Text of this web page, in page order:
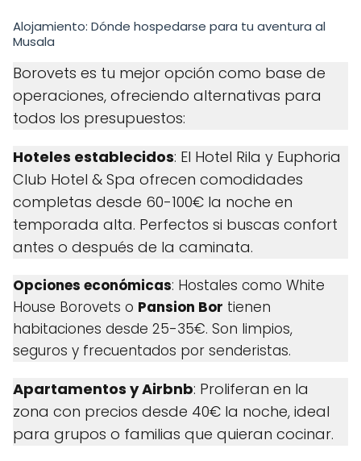
Alojamiento: Dónde hospedarse para tu aventura al
Musala
Borovets es tu mejor opción como base de
operaciones, ofreciendo alternativas para
todos los presupuestos:
Hoteles establecidos: El Hotel Rila y Euphoria
Club Hotel & Spa ofrecen comodidades
completas desde 60-100€ la noche en
temporada alta. Perfectos si buscas confort
antes o después de la caminata.
Opciones económicas: Hostales como White
House Borovets o Pansion Bor tienen
habitaciones desde 25-35€. Son limpios,
seguros y frecuentados por senderistas.
Apartamentos y Airbnb: Proliferan en la
zona con precios desde 40€ la noche, ideal
para grupos o familias que quieran cocinar.